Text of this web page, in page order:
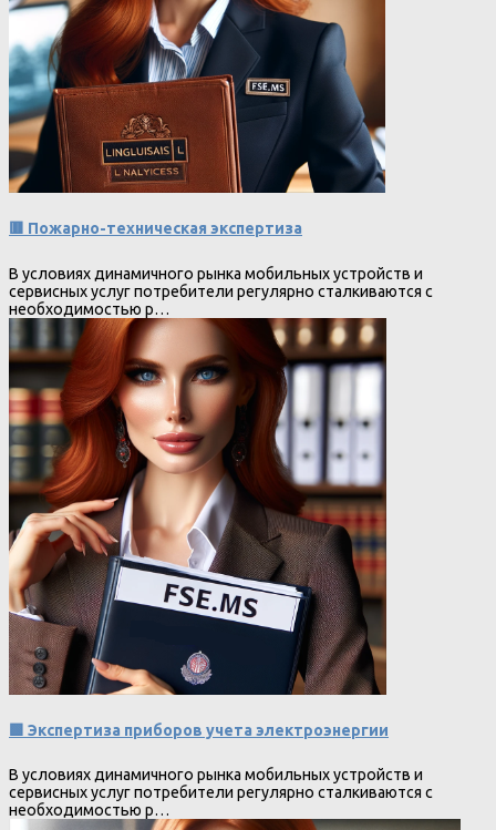
🟥 Пожарно-техническая экспертиза
В условиях динамичного рынка мобильных устройств и
сервисных услуг потребители регулярно сталкиваются с
необходимостью р…
🟩 Экспертиза приборов учета электроэнергии
В условиях динамичного рынка мобильных устройств и
сервисных услуг потребители регулярно сталкиваются с
необходимостью р…